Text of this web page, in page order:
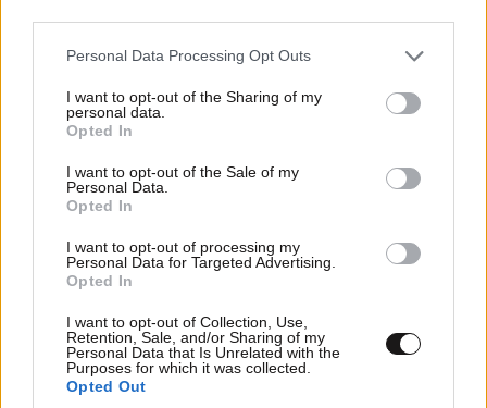
Please note that this website/app uses one or more Google
not limited to your visit or usage behaviour. You may click to
grant or deny consent to Google and its third-party tags to
use your data for below specified purposes in below Google
consent section.
Personal Data Processing Opt Outs
I want to opt-out of the Sharing of my
personal data.
Opted In
I want to opt-out of the Sale of my
Personal Data.
Opted In
I want to opt-out of processing my
Personal Data for Targeted Advertising.
Opted In
I want to opt-out of Collection, Use,
Retention, Sale, and/or Sharing of my
Personal Data that Is Unrelated with the
Purposes for which it was collected.
Opted Out